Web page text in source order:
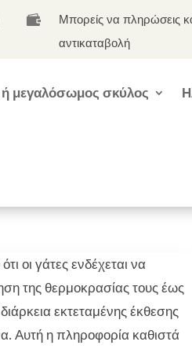

Μπορείς να πληρώσεις
αντικαταβολή
μεγαλόσωμος σκύλος
οι γάτες ενδέχεται να
της θερμοκρασίας τους έως
εκτεταμένης έκθεσης
Αυτή η πληροφορία καθιστά